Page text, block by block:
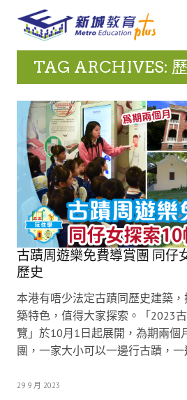
TAG ARCHIVES:
古蹟周遊樂免費導賞團 同仔
歷史
本港有唔少法定古蹟同歷史建築
築特色，值得大家探索。「2023
覽」於10月1日起展開，為期兩個
團，一家大小可以一邊行古蹟，一
29 9 月 2023